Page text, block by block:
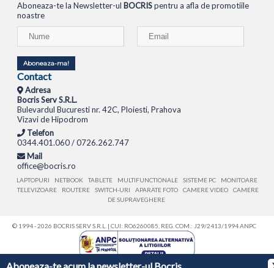
Aboneaza-te la Newsletter-ul BOCRISpentru a afla de promotiile
noastre
Aboneaza-ma!
Contact
Adresa
Bocris Serv S.R.L.
Bulevardul Bucuresti nr. 42C, Ploiesti, Prahova
Vizavi de Hipodrom
Telefon
0344.401.060 / 0726.262.747
Mail
office@bocris.ro
LAPTOPURI NETBOOK TABLETE MULTIFUNCTIONALE SISTEME PC
MONITOARE
TELEVIZOARE
ROUTERE SWITCH-URI APARATE FOTO CAMERE VIDEO
CAMERE
DE SUPRAVEGHERE
© 1994 - 2026 BOCRIS SERV S.R.L. | CUI: RO6260085, REG. COM.: J29/2413/1994ANPC